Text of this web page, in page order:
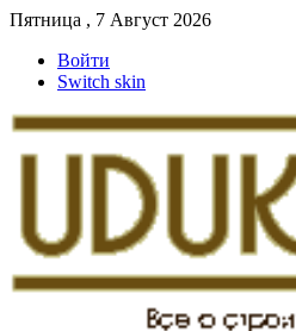
Пятница , 7 Август 2026
Войти
Switch skin